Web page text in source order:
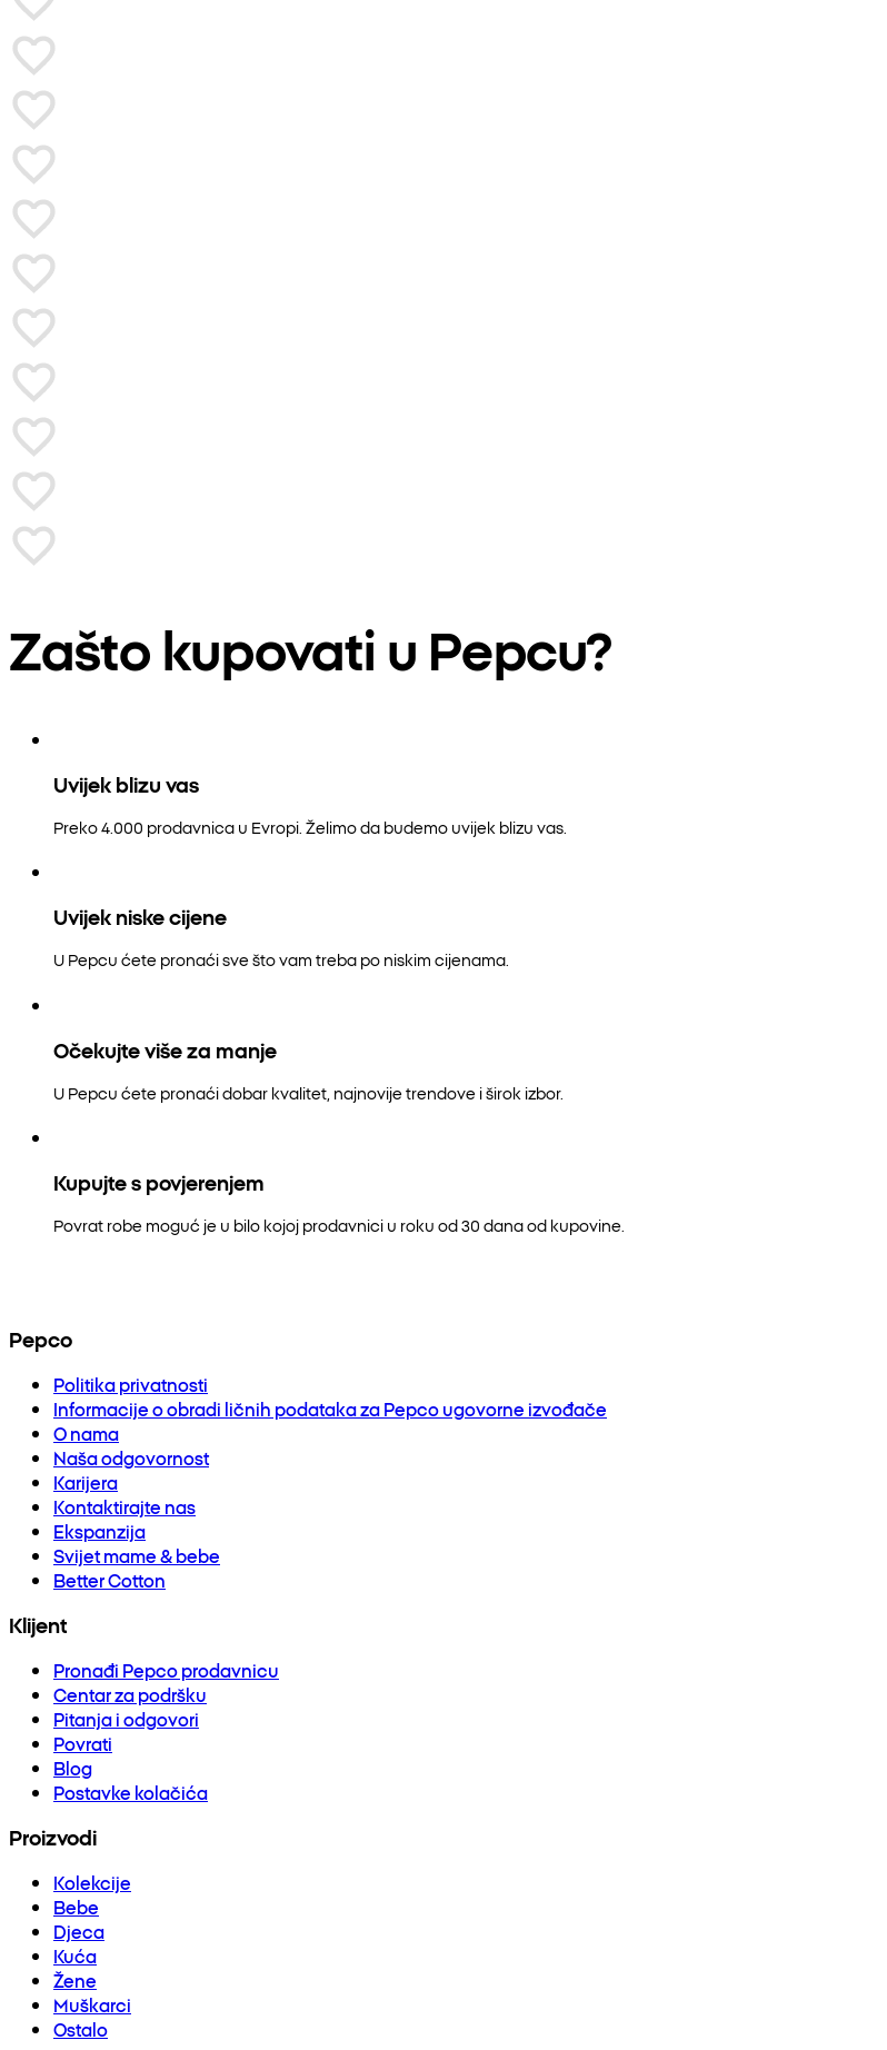
Zašto kupovati u Pepcu?
Uvijek blizu vas
Preko 4.000 prodavnica u Evropi. Želimo da budemo uvijek blizu vas.
Uvijek niske cijene
U Pepcu ćete pronaći sve što vam treba po niskim cijenama.
Očekujte više za manje
U Pepcu ćete pronaći dobar kvalitet, najnovije trendove i širok izbor.
Kupujte s povjerenjem
Povrat robe moguć je u bilo kojoj prodavnici u roku od 30 dana od kupovine.
Pepco
Politika privatnosti
Informacije o obradi ličnih podataka za Pepco ugovorne izvođače
O nama
Naša odgovornost
Karijera
Kontaktirajte nas
Ekspanzija
Svijet mame & bebe
Better Cotton
Klijent
Pronađi Pepco prodavnicu
Centar za podršku
Pitanja i odgovori
Povrati
Blog
Postavke kolačića
Proizvodi
Kolekcije
Bebe
Djeca
Kuća
Žene
Muškarci
Ostalo